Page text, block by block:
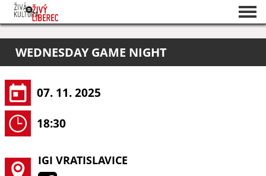
O projektu
Pořadatelé
WEDNESDAY GAME NIGHT
07. 11. 2025
18:30
IGI VRATISLAVICE